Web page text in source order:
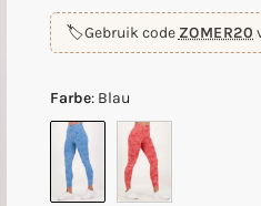
🏷️Gebruik code ZOMER20
Farbe: Blau